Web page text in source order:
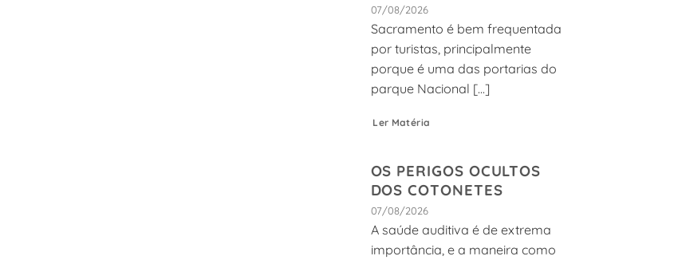
07/08/2026
Sacramento é bem frequentada
por turistas, principalmente
porque é uma das portarias do
parque Nacional [...]
Ler Matéria
OS PERIGOS OCULTOS
DOS COTONETES
07/08/2026
A saúde auditiva é de extrema
importância, e a maneira como